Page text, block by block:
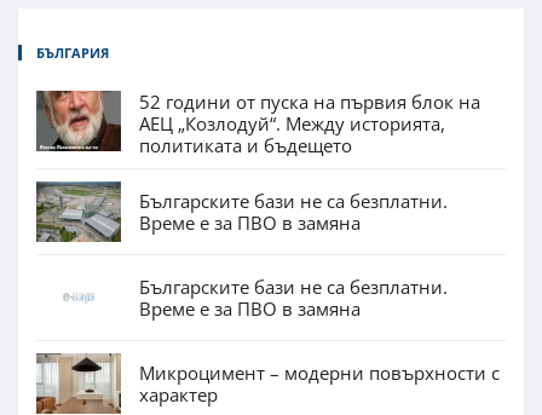
БЪЛГАРИЯ
52 години от пуска на първия блок на
АЕЦ „Козлодуй“. Между историята,
политиката и бъдещето
Българските бази не са безплатни.
Време е за ПВО в замяна
Българските бази не са безплатни.
Време е за ПВО в замяна
Микроцимент – модерни повърхности с
характер